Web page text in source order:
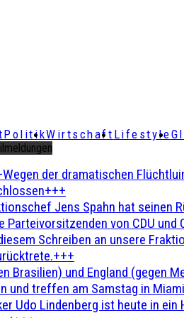
PolitikWirtschaft Lifestyle
der dramatischen
Jens Spahn hat seinen
von CDU und
Schreiben an unsere
Brasilien) und England (gegen
und treffen am Samstag in
Udo Lindenberg ist heute in